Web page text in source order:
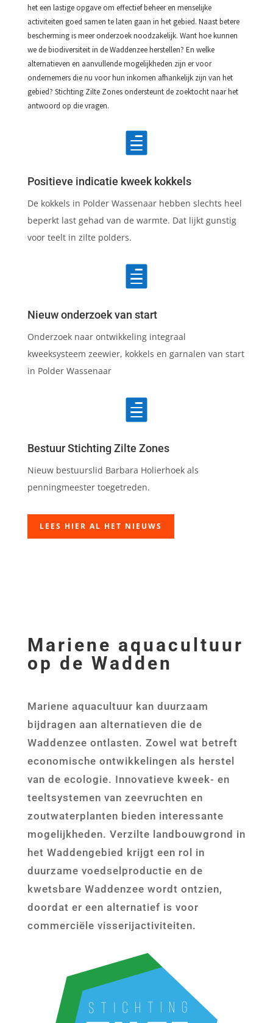
het een lastige opgave om effectief beheer en menselijke
activiteiten goed samen te laten gaan in het gebied. Naast betere
bescherming is meer onderzoek noodzakelijk. Want hoe kunnen
we de biodiversiteit in de Waddenzee herstellen? En welke
alternatieven en aanvullende mogelijkheden zijn er voor
ondernemers die nu voor hun inkomen afhankelijk zijn van het
gebied? Stichting Zilte Zones ondersteunt de zoektocht naar het
antwoord op die vragen.

Positieve indicatie kweek kokkels
De kokkels in Polder Wassenaar hebben slechts heel
beperkt last gehad van de warmte. Dat lijkt gunstig
voor teelt in zilte polders.

Nieuw onderzoek van start
Onderzoek naar ontwikkeling integraal
kweeksysteem zeewier, kokkels en garnalen van start
in Polder Wassenaar

Bestuur Stichting Zilte Zones
Nieuw bestuurslid Barbara Holierhoek als
penningmeester toegetreden.
LEES HIER AL HET NIEUWS
Mariene aquacultuur
op de Wadden
Mariene aquacultuur kan duurzaam
bijdragen aan alternatieven die de
Waddenzee ontlasten. Zowel wat betreft
economische ontwikkelingen als herstel
van de ecologie. Innovatieve kweek- en
teeltsystemen van zeevruchten en
zoutwaterplanten bieden interessante
mogelijkheden. Verzilte landbouwgrond in
het Waddengebied krijgt een rol in
duurzame voedselproductie en de
kwetsbare Waddenzee wordt ontzien,
doordat er een alternatief is voor
commerciële visserijactiviteiten.